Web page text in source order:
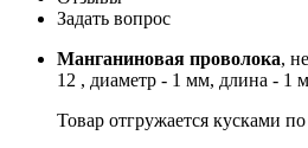
Задать вопрос
Манганиновая проволока,
12 , диаметр - 1 мм, длина - 1
Товар отгружается кусками по